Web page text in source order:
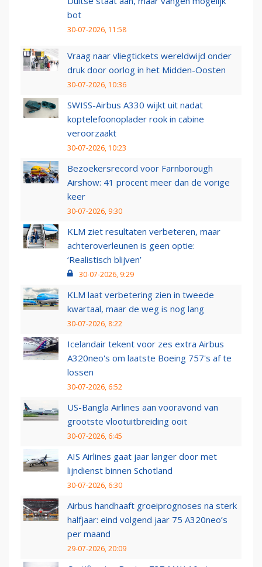
bot
30-07-2026, 11:58
Vraag naar vliegtickets wereldwijd onder
druk door oorlog in het Midden-Oosten
30-07-2026, 10:36
SWISS-Airbus A330 wijkt uit nadat
koptelefoonoplader rook in cabine
veroorzaakt
30-07-2026, 10:23
Bezoekersrecord voor Farnborough
Airshow: 41 procent meer dan de vorige
keer
30-07-2026, 9:30
KLM ziet resultaten verbeteren, maar
achteroverleunen is geen optie:
‘Realistisch blijven’
30-07-2026, 9:29
KLM laat verbetering zien in tweede
kwartaal, maar de weg is nog lang
30-07-2026, 8:22
Icelandair tekent voor zes extra Airbus
A320neo's om laatste Boeing 757's af te
lossen
30-07-2026, 6:52
US-Bangla Airlines aan vooravond van
grootste vlootuitbreiding ooit
30-07-2026, 6:45
AIS Airlines gaat jaar langer door met
lijndienst binnen Schotland
30-07-2026, 6:30
Airbus handhaaft groeiprognoses na sterk
halfjaar: eind volgend jaar 75 A320neo’s
per maand
29-07-2026, 20:09